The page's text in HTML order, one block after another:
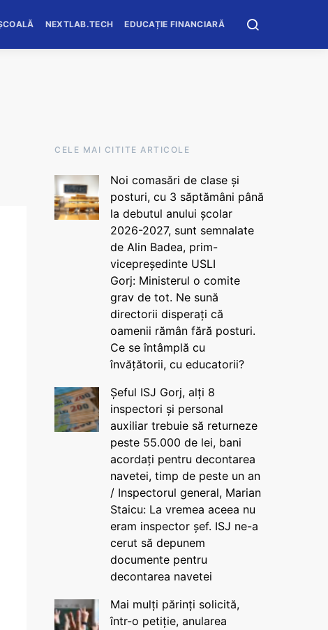
NEXTLAB.TECH EDUCAȚIE FINANCIARĂ
CELE MAI CITITE ARTICOLE
Noi comasări de clase și
posturi, cu 3 săptămâni până
la debutul anului școlar
2026-2027, sunt semnalate
de Alin Badea, prim-
vicepreședinte USLI
Gorj: Ministerul o comite
grav de tot. Ne sună
directorii disperați că
oamenii rămân fără posturi.
Ce se întâmplă cu
învățătorii, cu educatorii?
Șeful ISJ Gorj, alți 8
inspectori și personal
auxiliar trebuie să returneze
peste 55.000 de lei, bani
acordați pentru decontarea
navetei, timp de peste un an
/ Inspectorul general, Marian
Staicu: La vremea aceea nu
eram inspector șef. ISJ ne-a
cerut să depunem
documente pentru
decontarea navetei
Mai mulți părinți solicită,
într-o petiție, anularea